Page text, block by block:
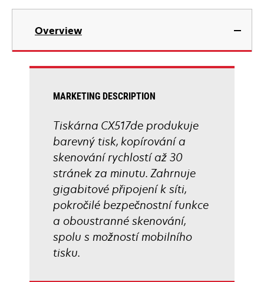
new
opens
new
Overview
MARKETING DESCRIPTION
Tiskárna CX517de produkuje
barevný tisk, kopírování a
skenování rychlostí až 30
stránek za minutu. Zahrnuje
gigabitové připojení k síti,
pokročilé bezpečnostní funkce
a oboustranné skenování,
spolu s možností mobilního
tisku.